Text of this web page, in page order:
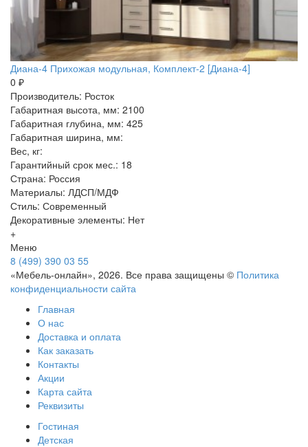
Диана-4 Прихожая модульная, Комплект-2 [Диана-4]
0 ₽
Производитель: Росток
Габаритная высота, мм: 2100
Габаритная глубина, мм: 425
Габаритная ширина, мм:
Вес, кг:
Гарантийный срок мес.: 18
Страна: Россия
Материалы: ЛДСП/МДФ
Стиль: Современный
Декоративные элементы: Нет
+
Меню
8 (499) 390 03 55
«Мебель-онлайн», 2026. Все права защищены © Политика
конфиденциальности сайта
Главная
О нас
Доставка и оплата
Как заказать
Контакты
Акции
Карта сайта
Реквизиты
Гостиная
Детская